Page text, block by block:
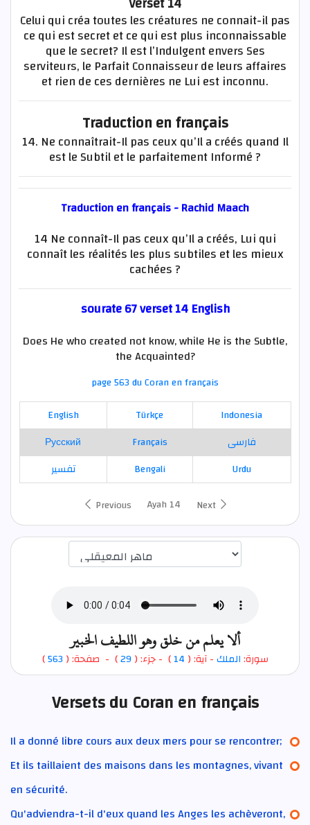
Celui qui créa toutes les créatures ne connait-il pas
ce qui est secret et ce qui est plus inconnaissable
que le secret? Il est l’Indulgent envers Ses
serviteurs, le Parfait Connaisseur de leurs affaires
et rien de ces dernières ne Lui est inconnu.
Traduction en français
14. Ne connaîtrait-Il pas ceux qu’Il a créés quand Il
est le Subtil et le parfaitement Informé ?
Traduction en français - Rachid Maach
14 Ne connaît-Il pas ceux qu’Il a créés, Lui qui
connaît les réalités les plus subtiles et les mieux
cachées ?
sourate 67 verset 14 English
Does He who created not know, while He is the Subtle,
the Acquainted?
page 563 du Coran en français
English
Türkçe
Indonesia
Русский
Français
فارسی
تفسير
Bengali
Urdu
Previous
Ayah 14 Next
ألا يعلم من خلق وهو اللطيف الخبير
سورة:الملك- آية: ( 14
) - جزء: (29) - صفحة: (563
)
Versets du Coran en français
Il a donné libre cours aux deux mers pour se rencontrer;
Et ils taillaient des maisons dans les montagnes, vivant
en sécurité.
Qu'adviendra-t-il d'eux quand les Anges les achèveront,